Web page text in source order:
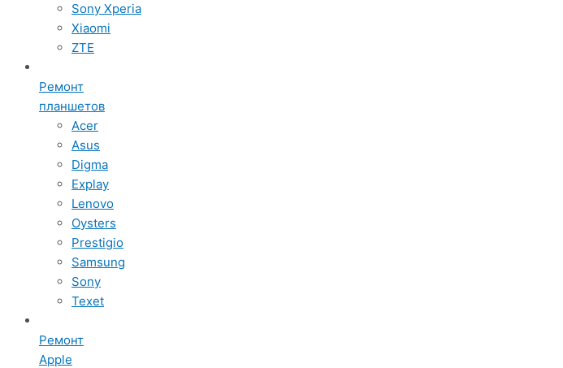
Sony Xperia
Xiaomi
ZTE
Ремонт
планшетов
Acer
Asus
Digma
Explay
Lenovo
Oysters
Prestigio
Samsung
Sony
Texet
Ремонт
Apple